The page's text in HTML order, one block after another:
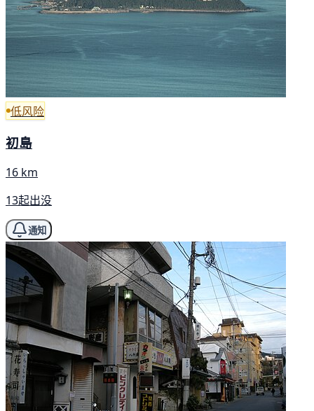
低风险
初島
16 km
13起出没
通知